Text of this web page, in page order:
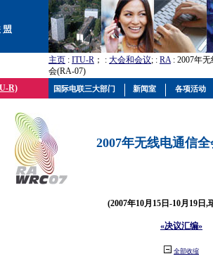
主页 : ITU-R ； : 大会和会议; : RA: 2007年
会(RA-07)
R)
2007年无线电通信
(2007年10月15日-10月19日,
«决议汇编»
全部收缩
国际电联三大部门 新闻室 各项活动